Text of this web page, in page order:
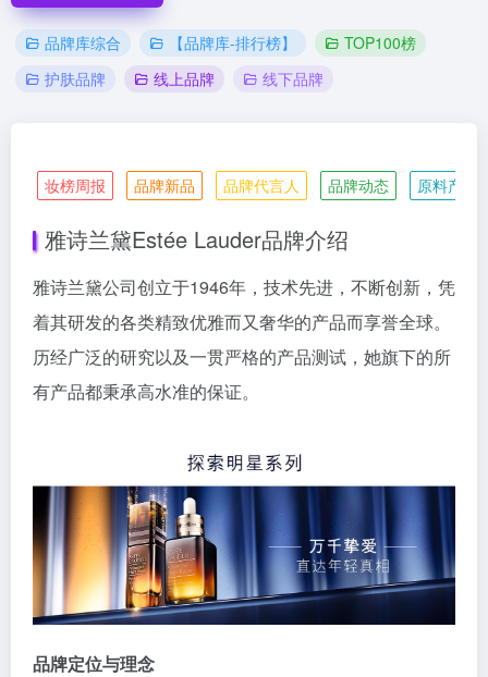
品牌库综合 【品牌库-排行榜】
TOP100榜
护肤品牌
线上品牌 线下品牌
妆榜周报 品牌新品 品牌代言人 品牌动态 原料产业
雅诗兰黛Estée Lauder品牌介绍
雅诗兰黛公司创立于1946年，技术先进，不断创新，凭
着其研发的各类精致优雅而又奢华的产品而享誉全球。
历经广泛的研究以及一贯严格的产品测试，她旗下的所
有产品都秉承高水准的保证。
品牌定位与理念